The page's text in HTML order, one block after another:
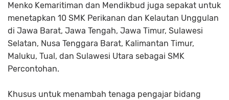
Menko Kemaritiman dan Mendikbud juga sepakat untuk
menetapkan 10 SMK Perikanan dan Kelautan Unggulan
di Jawa Barat, Jawa Tengah, Jawa Timur, Sulawesi
Selatan, Nusa Tenggara Barat, Kalimantan Timur,
Maluku, Tual, dan Sulawesi Utara sebagai SMK
Percontohan.
Khusus untuk menambah tenaga pengajar bidang